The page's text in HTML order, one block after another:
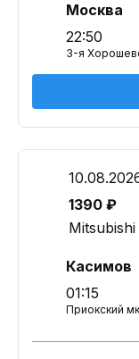
Москва
22:50
3-я
1390 ₽
Касимов
01:15
Приокский